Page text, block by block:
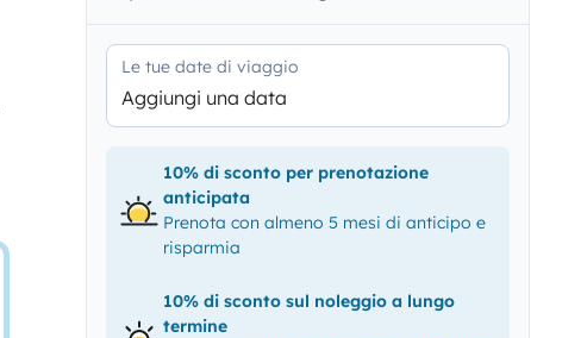
Le tue date di viaggio
Aggiungi una data
10% di sconto per prenotazione
anticipata
Prenota con almeno 5 mesi di anticipo e
risparmia
10% di sconto sul noleggio a lungo
termine